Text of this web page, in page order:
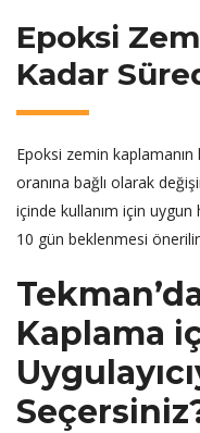
Epoksi
Kadar
Epoksi zemin kaplamanın
oranına bağlı olarak
içinde kullanım için uygun
10 gün beklenmesi
Kaplama